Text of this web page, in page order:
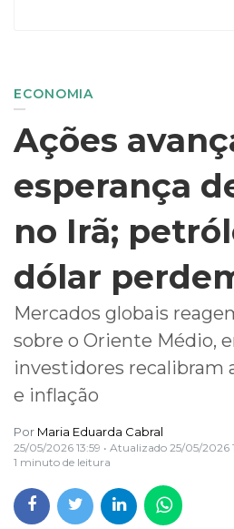
ECONOMIA
Ações
esperança
no Irã;
dólar
Mercados globais
sobre o Oriente Médio,
investidores recalibram
e inflação
Por Maria Eduarda Cabral
25/05/2026 13:59 • Atualizado 25/05/2026
1 minuto de leitura